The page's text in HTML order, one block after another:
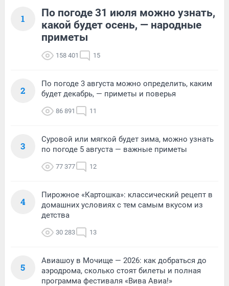
1
По погоде 31 июля можно узнать,
какой будет осень, — народные
приметы
158 401 15
2
По погоде 3 августа можно определить, каким
будет декабрь, — приметы и поверья
86 891 11
3
Суровой или мягкой будет зима, можно узнать
по погоде 5 августа — важные приметы
77 377 12
4
Пирожное «Картошка»: классический рецепт в
домашних условиях с тем самым вкусом из
детства
30 283 13
5
Авиашоу в Мочище — 2026: как добраться до
аэродрома, сколько стоят билеты и полная
программа фестиваля «Вива Авиа!»